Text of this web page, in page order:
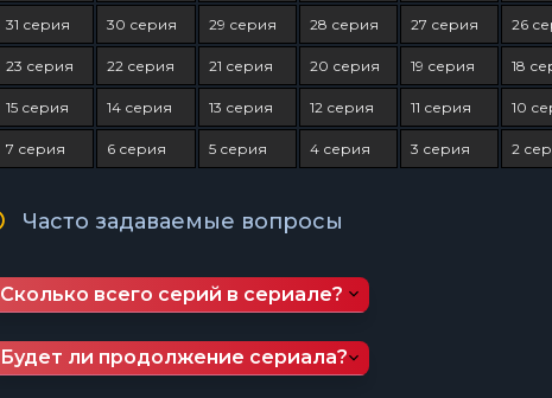
31 серия 30 серия 29 серия 28 серия 27 серия 26
23 серия 22 серия 21 серия 20 серия 19 серия 18
15 серия 14 серия 13 серия 12 серия 11 серия 10
7 серия 6 серия 5 серия 4 серия 3 серия 2
Часто задаваемые вопросы
Сколько всего серий в сериале?
Будет ли продолжение сериала?